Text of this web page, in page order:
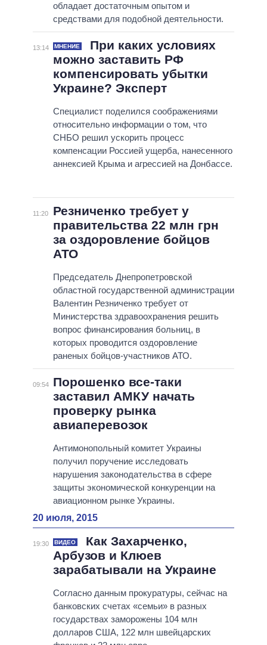
обладает достаточным опытом и
средствами для подобной деятельности.
13:14 МНЕНИЕ
При каких условиях
можно заставить РФ
компенсировать убытки
Украине? Эксперт
Специалист поделился соображениями
относительно информации о том, что
СНБО решил ускорить процесс
компенсации Россией ущерба, нанесенного
аннексией Крыма и агрессией на Донбассе.
11:20
Резниченко требует у
правительства 22 млн грн
за оздоровление бойцов
АТО
Председатель Днепропетровской
областной государственной администрации
Валентин Резниченко требует от
Министерства здравоохранения решить
вопрос финансирования больниц, в
которых проводится оздоровление
раненых бойцов-участников АТО.
09:54
Порошенко все-таки
заставил АМКУ начать
проверку рынка
авиаперевозок
Антимонопольный комитет Украины
получил поручение исследовать
нарушения законодательства в сфере
защиты экономической конкуренции на
авиационном рынке Украины.
20 июля, 2015
19:30 ВИДЕО
Как Захарченко,
Арбузов и Клюев
зарабатывали на Украине
Согласно данным прокуратуры, сейчас на
банковских счетах «семьи» в разных
государствах заморожены 104 млн
долларов США, 122 млн швейцарских